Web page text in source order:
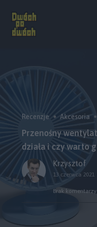
Recenzje Akcesoria
Przenośny
działa i czy warto
Krzysztof
13 czerwca 2021
Brak komentarzy